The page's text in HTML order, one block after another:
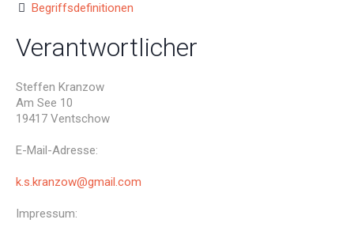
Begriffsdefinitionen
Verantwortlicher
Steffen Kranzow
Am See 10
19417 Ventschow
E-Mail-Adresse:
k.s.kranzow@gmail.com
Impressum: